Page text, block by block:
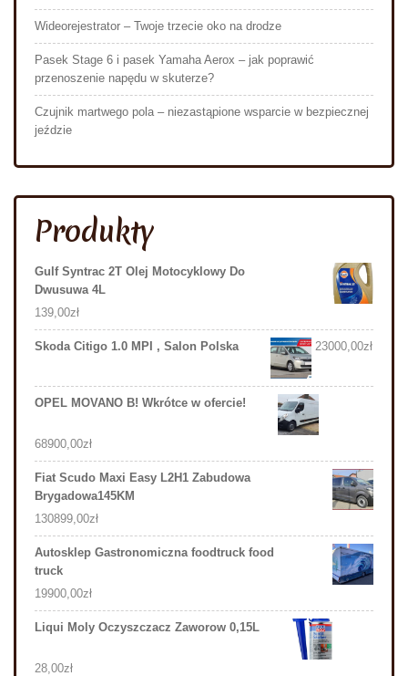
Wideorejestrator – Twoje trzecie oko na drodze
Pasek Stage 6 i pasek Yamaha Aerox – jak poprawić
przenoszenie napędu w skuterze?
Czujnik martwego pola – niezastąpione wsparcie w bezpiecznej
jeździe
Produkty
Gulf Syntrac 2T Olej Motocyklowy Do
Dwusuwa 4L
139,00zł
Skoda Citigo 1.0 MPI , Salon Polska 23000,00zł
OPEL MOVANO B! Wkrótce w ofercie!
68900,00zł
Fiat Scudo Maxi Easy L2H1 Zabudowa
Brygadowa145KM
130899,00zł
Autosklep Gastronomiczna foodtruck food
truck
19900,00zł
Liqui Moly Oczyszczacz Zaworow 0,15L
28,00zł